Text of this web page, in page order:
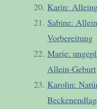
Karin:
Sabine:
Vorbereitung
Marie:
Allein-Geburt
Karolin: